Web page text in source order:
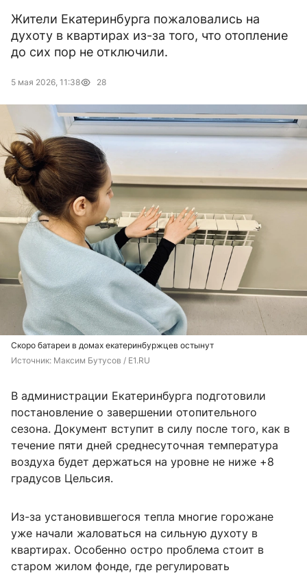
Жители Екатеринбурга пожаловались на
духоту в квартирах из-за того, что отопление
до сих пор не отключили.
5 мая 2026, 11:38 28
Скоро батареи в домах екатеринбуржцев остынут
Источник: Максим Бутусов / E1.RU
В администрации Екатеринбурга подготовили
постановление о завершении отопительного
сезона. Документ вступит в силу после того, как в
течение пяти дней среднесуточная температура
воздуха будет держаться на уровне не ниже +8
градусов Цельсия.
Из-за установившегося тепла многие горожане
уже начали жаловаться на сильную духоту в
квартирах. Особенно остро проблема стоит в
старом жилом фонде, где регулировать